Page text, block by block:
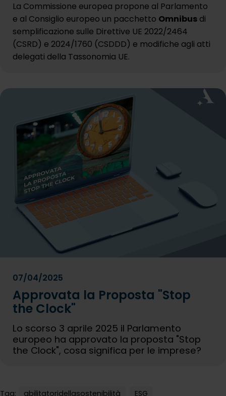
La Commissione europea propone al Parlamento
e al Consiglio europeo un pacchetto Omnibus di
semplificazione sulle Direttive UE 2022/2464
(CSRD) e 2024/1760 (CSDDD) e modifiche agli atti
delegati della Tassonomia UE.
07/04/2025
Approvata la Proposta "Stop
the Clock"
Lo scorso 3 aprile 2025 il Parlamento
europeo ha approvato la proposta "Stop
the Clock", cosa significa per le imprese?
Tag: abilitatoridellasostenibilità ESG